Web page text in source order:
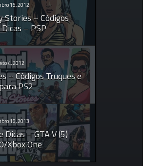
16, 2012
Stories – Códigos
– PSP
4, 2012
– Códigos Truques e
PS2
16, 2013
Dicas – GTA V (5) –
Xbox One